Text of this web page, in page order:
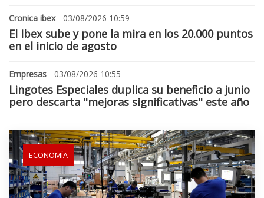
Cronica ibex- 03/08/2026 10:59
El Ibex sube y pone la mira en los 20.000 puntos
en el inicio de agosto
Empresas - 03/08/2026 10:55
Lingotes Especiales duplica su beneficio a junio
pero descarta "mejoras significativas" este año
ECONOMÍA